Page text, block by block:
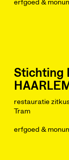
erfgoed &
Stichting
restauratie
Tram
erfgoed &